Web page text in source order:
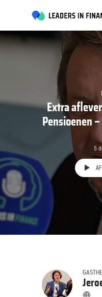
Extra
Pensioenen
5